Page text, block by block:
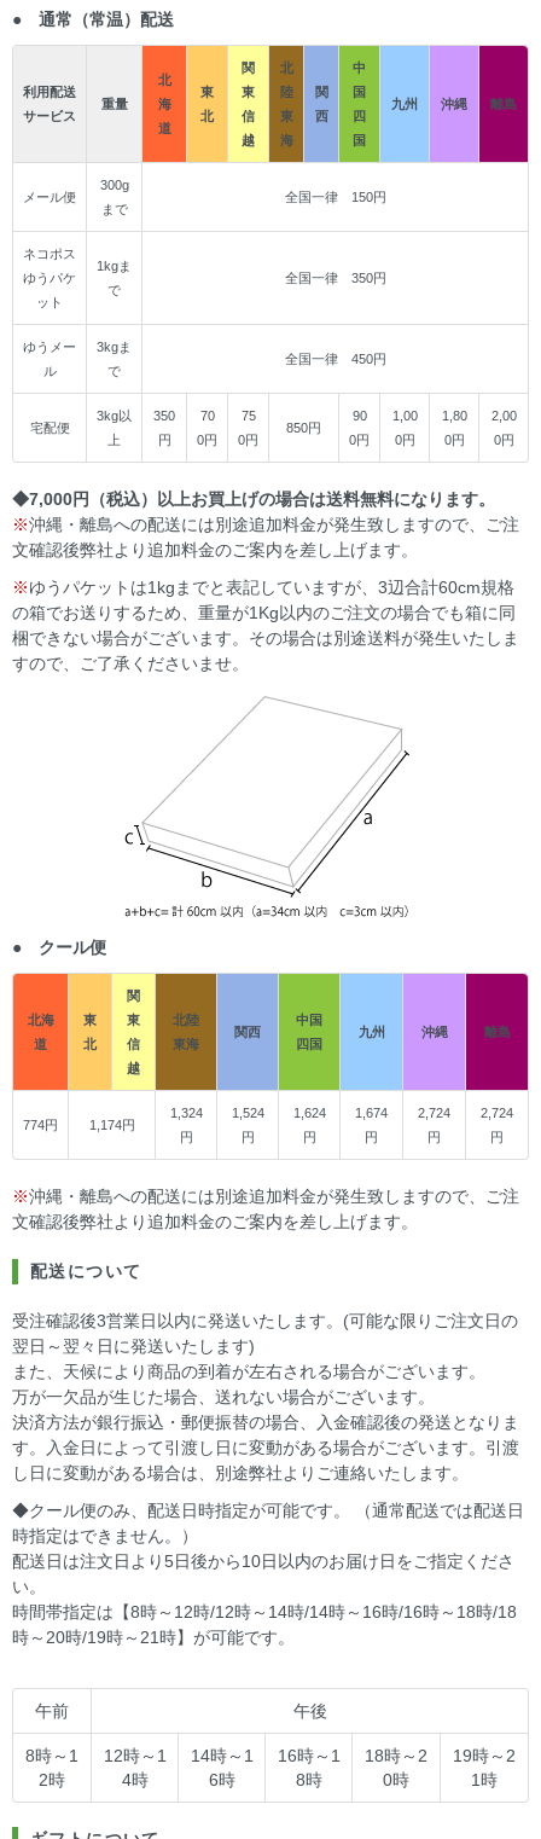
● 通常（常温）配送
利用配送
サービス
重量
北
海
道
東
北
関
東
信
越
北
陸
東
海
関
西
中
国
四
国
九州 沖縄 離島
メール便
300g
まで
全国一律 150円
ネコポス
ゆうパケ
ット
1kgま
で
全国一律 350円
ゆうメー
ル
3kgま
で
全国一律 450円
宅配便
3kg以
上
350
円
70
0円
75
0円
850円
90
0円
1,00
0円
1,80
0円
2,00
0円
◆7,000円（税込）以上お買上げの場合は送料無料になります。
※沖縄・離島への配送には別途追加料金が発生致しますので、ご注
文確認後弊社より追加料金のご案内を差し上げます。
※ゆうパケットは1kgまでと表記していますが、3辺合計60cm規格
の箱でお送りするため、重量が1Kg以内のご注文の場合でも箱に同
梱できない場合がございます。その場合は別途送料が発生いたしま
すので、ご了承くださいませ。
● クール便
北海
道
東
北
関
東
信
越
北陸
東海
関西
中国
四国
九州 沖縄 離島
774円 1,174円
1,324
円
1,524
円
1,624
円
1,674
円
2,724
円
2,724
円
※沖縄・離島への配送には別途追加料金が発生致しますので、ご注
文確認後弊社より追加料金のご案内を差し上げます。
配送について
受注確認後3営業日以内に発送いたします。(可能な限りご注文日の
翌日～翌々日に発送いたします)
また、天候により商品の到着が左右される場合がございます。
万が一欠品が生じた場合、送れない場合がございます。
決済方法が銀行振込・郵便振替の場合、入金確認後の発送となりま
す。入金日によって引渡し日に変動がある場合がございます。引渡
し日に変動がある場合は、別途弊社よりご連絡いたします。
◆クール便のみ、配送日時指定が可能です。 （通常配送では配送日
時指定はできません。）
配送日は注文日より5日後から10日以内のお届け日をご指定くださ
い。
時間帯指定は【8時～12時/12時～14時/14時～16時/16時～18時/18
時～20時/19時～21時】が可能です。
午前 午後
8時～1
2時
12時～1
4時
14時～1
6時
16時～1
8時
18時～2
0時
19時～2
1時